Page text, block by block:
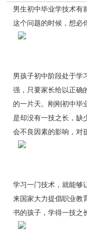
男生初中毕业学技术有
这个问题的时候，想必
男孩子初中阶段处于学
强，只要家长给以正确
的一片天。刚刚初中毕
是却没有一技之长，缺
会不良因素的影响，对
学习一门技术，就能够
来国家大力提倡职业教
书的孩子，学得一技之